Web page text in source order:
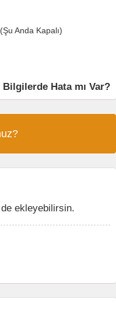
Anda Kapalı)
Bilgilerde Hata mı Var?
ekleyebilirsin.